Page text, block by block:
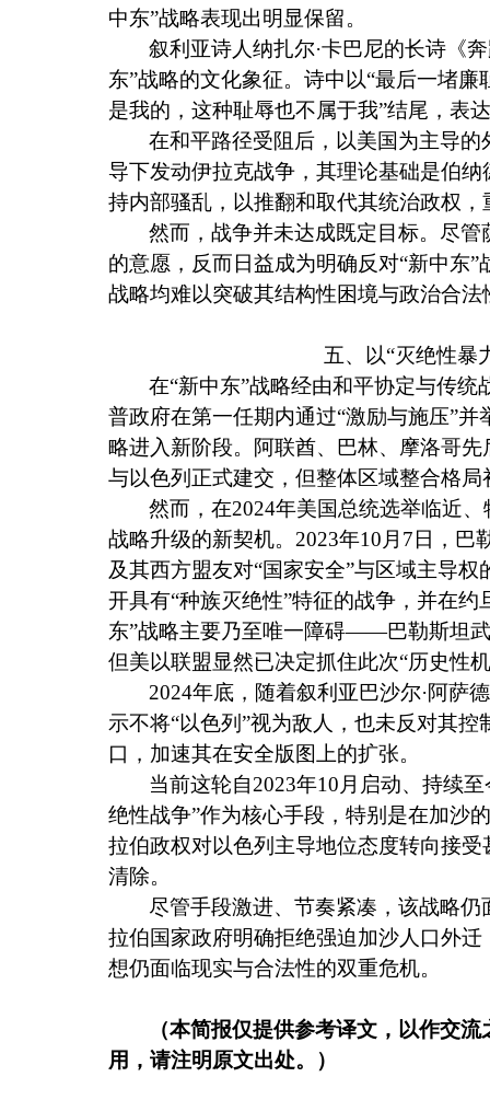
中东”战略表现出明显保留。
叙利亚诗人纳扎尔·卡巴尼的长诗《
东”战略的文化象征。诗中以“最后一堵
是我的，这种耻辱也不属于我”结尾，表
在和平路径受阻后，以美国为主导
导下发动伊拉克战争，其理论基础是伯
持内部骚乱，以推翻和取代其统治政权
然而，战争并未达成既定目标。尽
的意愿，反而日益成为明确反对“新中东
战略均难以突破其结构性困境与政治合法
五、以“灭绝性暴
在“新中东”战略经由和平协定与传
普政府在第一任期内通过“激励与施压”
略进入新阶段。阿联酋、巴林、摩洛哥
与以色列正式建交，但整体区域整合格局
然而，在2024年美国总统选举临近
战略升级的新契机。 2023年10 月 7 日，巴
及其西方盟友对“国家安全”与区域主导
开具有“种族灭绝性”特征的战争，并在
东”战略主要乃至唯一障碍——巴勒斯坦
但美以联盟显然已决定抓住此次“历史性
2024年底，随着叙利亚巴沙尔·阿萨
示不将“以色列”视为敌人，也未反对其
口，加速其在安全版图上的扩张。
当前这轮自2023年10 月启动、持续
绝性战争”作为核心手段，特别是在加沙
拉伯政权对以色列主导地位态度转向接
清除。
尽管手段激进、节奏紧凑，该战略
拉伯国家政府明确拒绝强迫加沙人口外
想仍面临现实与合法性的双重危机。
（本简报仅提供参考译文，以作交
用，请注明原文出处。）